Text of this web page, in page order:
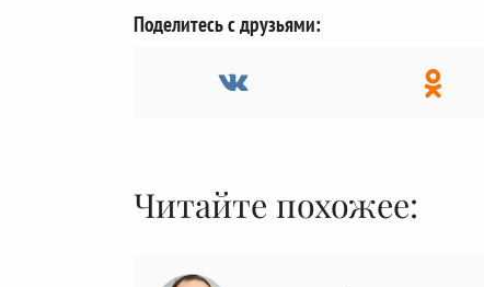
Поделитесь с друзьями:
Читайте похожее: